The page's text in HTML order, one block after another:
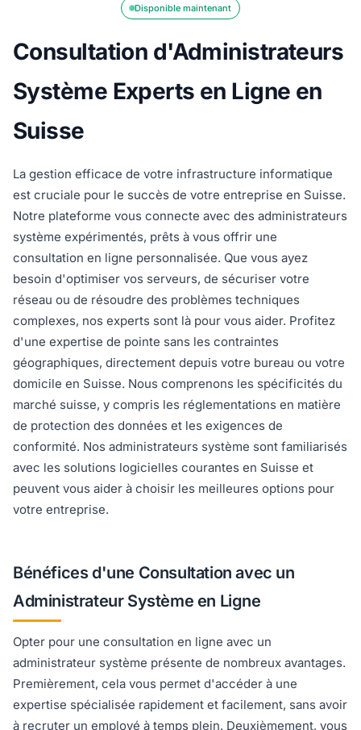
Disponible maintenant
Consultation d'Administrateurs
Système Experts en Ligne en
Suisse
La gestion efficace de votre infrastructure informatique
est cruciale pour le succès de votre entreprise en Suisse.
Notre plateforme vous connecte avec des administrateurs
système expérimentés, prêts à vous offrir une
consultation en ligne personnalisée. Que vous ayez
besoin d'optimiser vos serveurs, de sécuriser votre
réseau ou de résoudre des problèmes techniques
complexes, nos experts sont là pour vous aider. Profitez
d'une expertise de pointe sans les contraintes
géographiques, directement depuis votre bureau ou votre
domicile en Suisse. Nous comprenons les spécificités du
marché suisse, y compris les réglementations en matière
de protection des données et les exigences de
conformité. Nos administrateurs système sont familiarisés
avec les solutions logicielles courantes en Suisse et
peuvent vous aider à choisir les meilleures options pour
votre entreprise.
Bénéfices d'une Consultation avec un
Administrateur Système en Ligne
Opter pour une consultation en ligne avec un
administrateur système présente de nombreux avantages.
Premièrement, cela vous permet d'accéder à une
expertise spécialisée rapidement et facilement, sans avoir
à recruter un employé à temps plein. Deuxièmement, vous